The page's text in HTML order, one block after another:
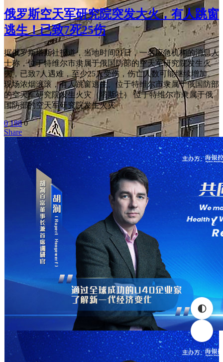
俄罗斯空天军研究院突发大火，有人跳窗
逃生！已致7死25伤
据俄罗斯塔斯社报道，当地时间21日，一名应急机构的消息人
士称，位于特维尔市隶属于俄国防部的空天军研究院发生火
灾，已致7人遇难，至少25人受伤，伤亡人数可能继续增加。
现场浓烟滚滚，有人跳窗逃生。位于特维尔市隶属于俄国防部
的空天军研究院发生火灾（塔斯社） 位于特维尔市隶属于俄
国防部的空天军研究院发生火灾
0 188 0
Share